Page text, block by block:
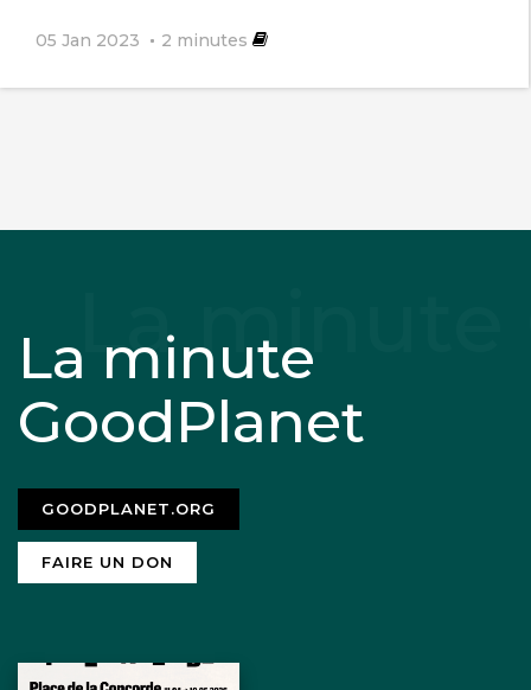
05 Jan 2023 2 minutes
La minute
GoodPlanet
GOODPLANET.ORG
FAIRE UN DON